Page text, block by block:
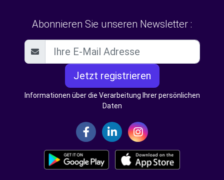
Abonnieren Sie unseren Newsletter :
Jetzt registrieren
Informationen über die Verarbeitung Ihrer persönlichen
Daten